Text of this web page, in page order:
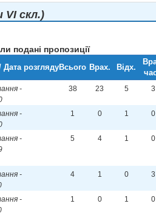
VI скл.)
подані пропозиції
розглядуВсього Врах. Відх.
-
38 23 5 3
-
1 0 1 0
-
5 4 1 0
-
4 1 0 3
-
1 0 1 0